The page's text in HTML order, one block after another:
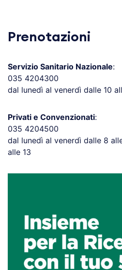
Prenotazioni
Servizio Sanitario Nazionale:
035 4204300
dal lunedì al venerdì dalle 10
Privati e Convenzionati:
035 4204500
dal lunedì al venerdì dalle 8
alle 13